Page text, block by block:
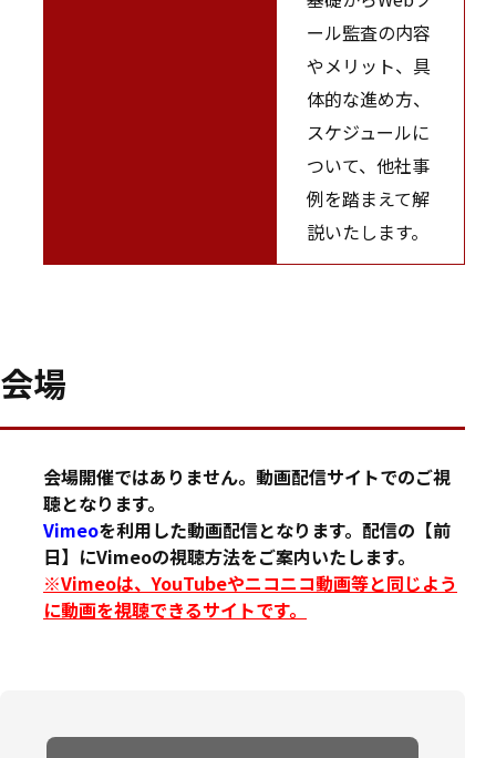
ール監査の内容
やメリット、具
体的な進め方、
スケジュールに
ついて、他社事
例を踏まえて解
説いたします。
会場
会場開催ではありません。動画配信サイトでのご視
聴となります。
Vimeoを利用した動画配信となります。配信の【前
日】にVimeoの視聴方法をご案内いたします。
※Vimeoは、YouTubeやニコニコ動画等と同じよう
に動画を視聴できるサイトです。